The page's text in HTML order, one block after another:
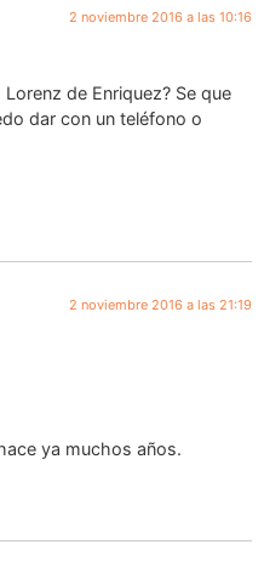
2 noviembre 2016 a las 10:16
de Enriquez? Se que
dar con un teléfono o
2 noviembre 2016 a las 21:19
ya muchos años.